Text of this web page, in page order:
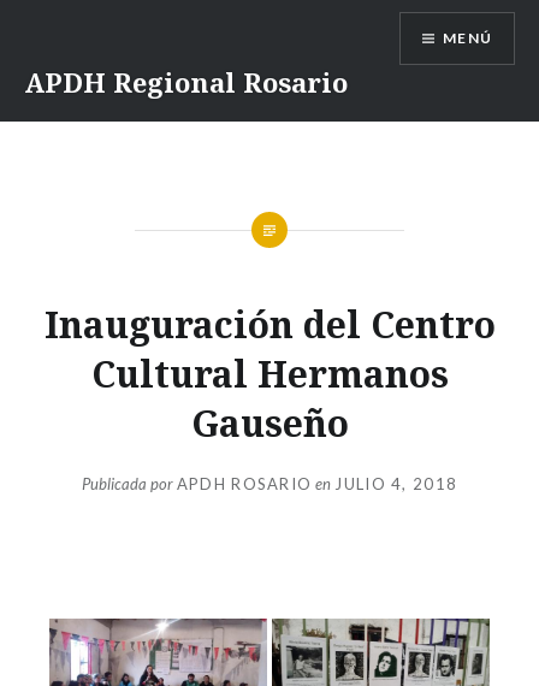
APDH Regional Rosario
MENÚ
Inauguración del Centro
Cultural Hermanos
Gauseño
Publicada porAPDH ROSARIO en JULIO 4, 2018